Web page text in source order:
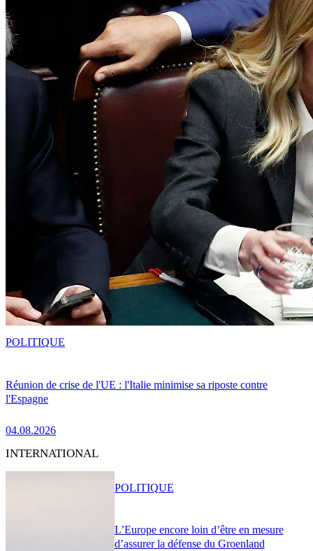
Réunion de crise de l'UE : l'Italie minimise sa riposte contre
l'Espagne
04.08.2026
POLITIQUE
INTERNATIONAL
L’Europe encore loin d’être en mesure
d’assurer la défense du Groenland
POLITIQUE